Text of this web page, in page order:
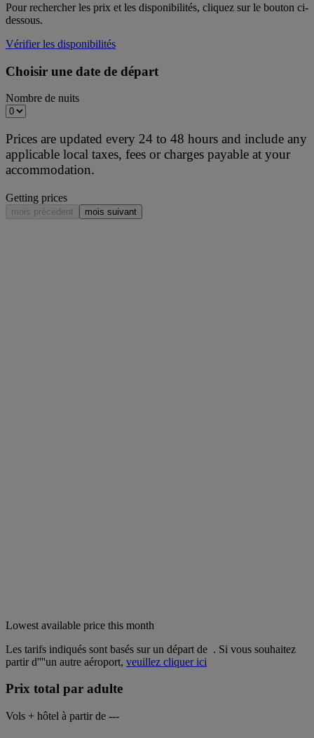
Pour rechercher les prix et les disponibilités, cliquez sur le bouton ci-
dessous.
Vérifier les disponibilités
Choisir une date de départ
Nombre de nuits
Prices are updated every 24 to 48 hours and include any
applicable local taxes, fees or charges payable at your
accommodation.
Getting prices
mois précédent mois suivant
Lowest available price this month
Les tarifs indiqués sont basés sur un départ de . Si vous souhaitez
partir d''''un autre aéroport, veuillez cliquer ici
Prix total par adulte
Vols + hôtel à partir de ---